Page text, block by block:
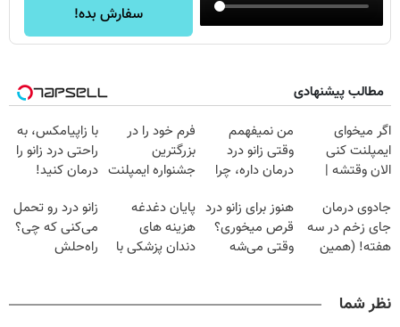
سفارش بده!
مطالب پیشنهادی
اگر میخوای
ایمپلنت کنی
الان وقتشه |
میلیون تومان!!!
من نمیفهمم
وقتی زانو درد
درمان داره، چرا
تحمل میکنی؟❗
فرم خود را در
بزرگترین
جشنواره ایمپلنت
فقط ۲۵ میلیون
با زاپیامکس، به
راحتی درد زانو را
درمان کنید!
جادوی درمان
جای زخم در سه
هفته! (همین
هنوز برای زانو درد
قرص میخوری؟
وقتی می‌شه
پایان دغدغه
هزینه های
دندان پزشکی با
زانو درد رو تحمل
می‌کنی که چی؟
راه‌حلش
نظر شما